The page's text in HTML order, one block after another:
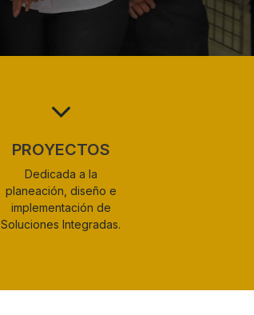
PROYECTOS
Dedicada a la
planeación, diseño e
implementación de
Soluciones Integradas.